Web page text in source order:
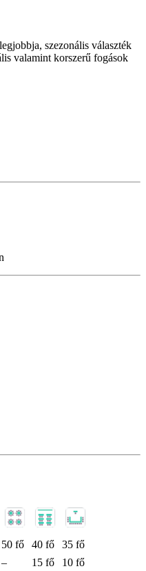
szezonális választék
valamint korszerű fogások
50 fő 40 fő
35 fő
– 15 fő 10 fő